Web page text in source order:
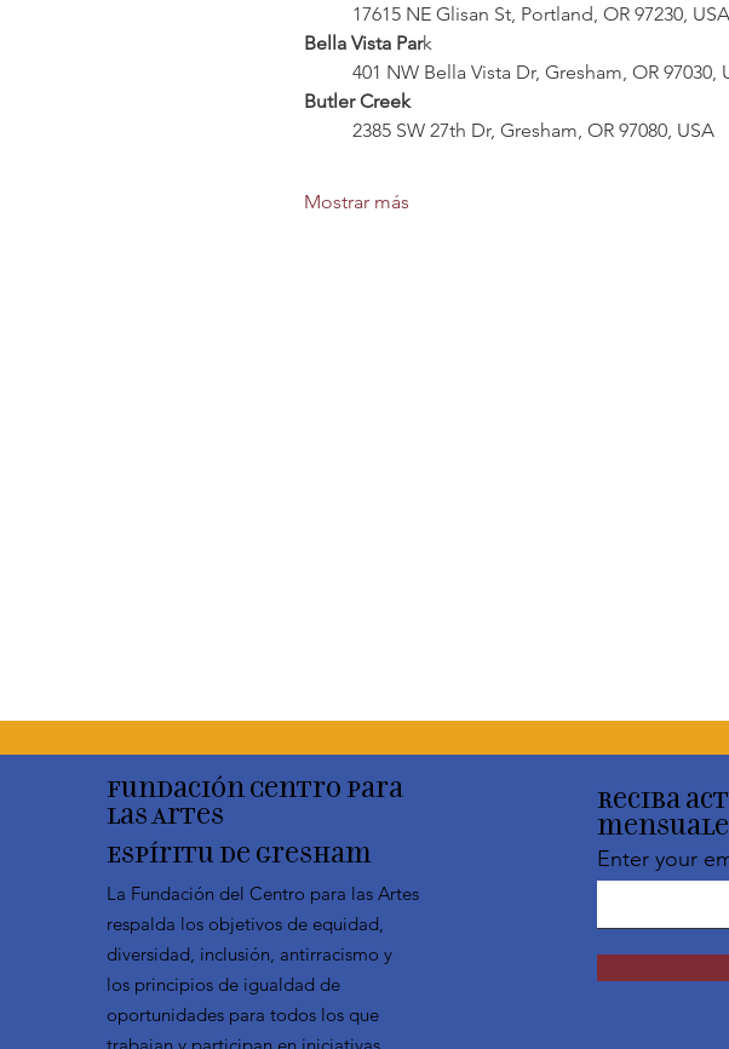
	17615 NE Glisan St, Portland, OR 97230, USA
Bella Vista Park
401 NW Bella Vista Dr, Gresham, OR 97030,
Butler Creek
	2385 SW 27th Dr, Gresham, OR 97080, USA
Mostrar más
Fundación Centro para
las Artes
Espíritu de Gresham
La Fundación del Centro para las Artes
respalda los objetivos de equidad,
diversidad, inclusión, antirracismo y
los principios de igualdad de
oportunidades para todos los que
trabajan y participan en iniciativas
Reciba
Enter your